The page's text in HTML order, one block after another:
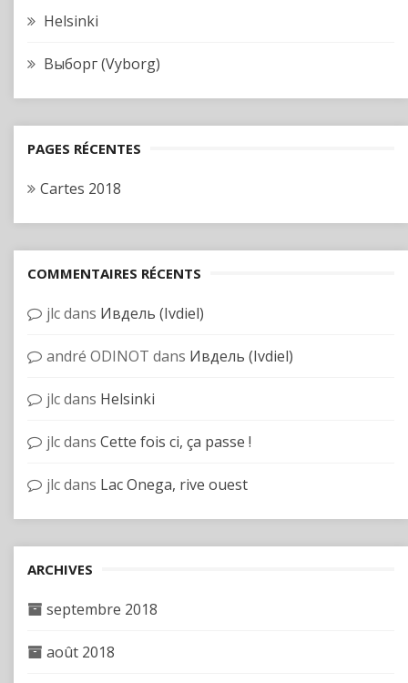
Helsinki
Выборг (Vyborg)
PAGES RÉCENTES
Cartes 2018
COMMENTAIRES RÉCENTS
jlcdans Ивдель (Ivdiel)
andré ODINOT dans Ивдель (Ivdiel)
jlcdans Helsinki
jlcdans Cette fois ci, ça passe !
jlcdans Lac Onega, rive ouest
ARCHIVES
septembre 2018
août 2018